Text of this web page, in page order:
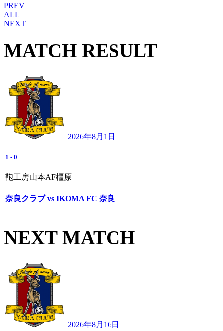
PREV
ALL
NEXT
MATCH RESULT
2026年8月1日
1 - 0
鞄工房山本AF橿原
奈良クラブ vs IKOMA FC 奈良
NEXT MATCH
2026年8月16日